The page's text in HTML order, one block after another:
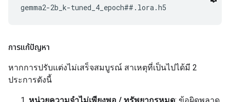
การแก้ปัญหา
หากการปรับแต่งไม่เสร็จสมบูรณ์ สาเหตุที่เป็นไปได้มี 2
ประการดังนี้
หน่วยความจําไม่เพียงพอ / ทรัพยากรหมด: ข้อผิดพลาด